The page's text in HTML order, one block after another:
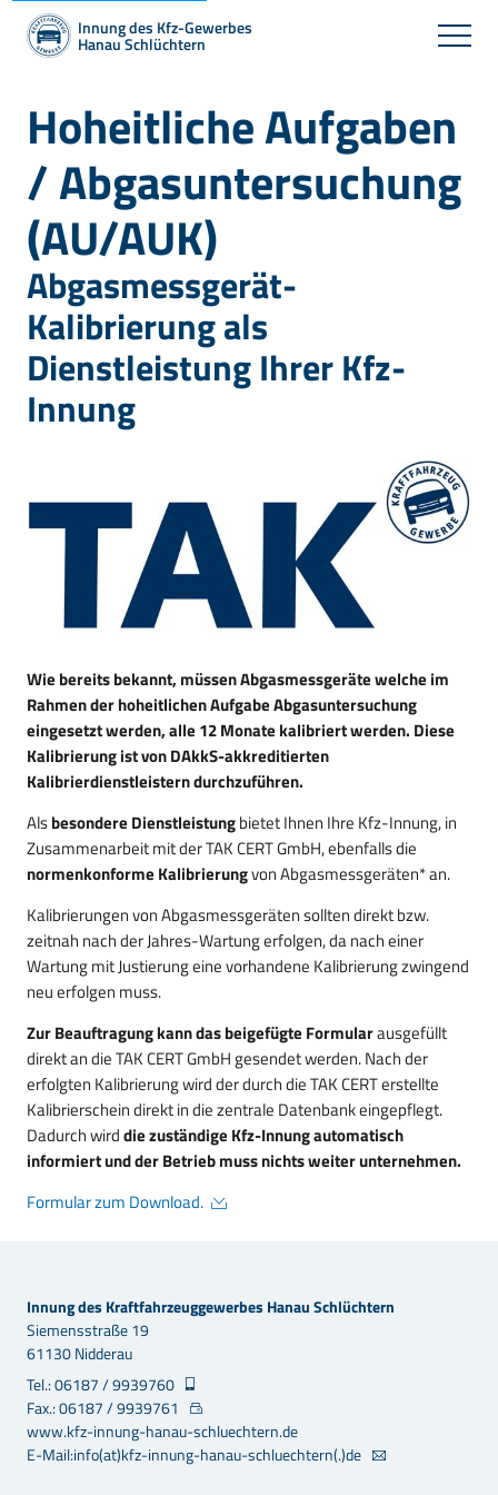
Innung des Kfz-Gewerbes
Hanau Schlüchtern
Hoheitliche Aufgaben
/ Abgasuntersuchung
(AU/AUK)
Abgasmessgerät-
Kalibrierung als
Dienstleistung Ihrer Kfz-
Innung
Wie bereits bekannt, müssen Abgasmessgeräte welche im
Rahmen der hoheitlichen Aufgabe Abgasuntersuchung
eingesetzt werden, alle 12 Monate kalibriert werden. Diese
Kalibrierung ist von DAkkS-akkreditierten
Kalibrierdienstleistern durchzuführen.
Alsbesondere Dienstleistungbietet Ihnen Ihre Kfz-Innung, in
Zusammenarbeit mit der TAK CERT GmbH, ebenfalls die
normenkonforme Kalibrierungvon Abgasmessgeräten* an.
Kalibrierungen von Abgasmessgeräten sollten direkt bzw.
zeitnah nach der Jahres-Wartung erfolgen, da nach einer
Wartung mit Justierung eine vorhandene Kalibrierung zwingend
neu erfolgen muss.
Zur Beauftragung kann das beigefügte Formularausgefüllt
direkt an die TAK CERT GmbH gesendet werden. Nach der
erfolgten Kalibrierung wird der durch die TAK CERT erstellte
Kalibrierschein direkt in die zentrale Datenbank eingepflegt.
Dadurch wirddie zuständige Kfz-Innung automatisch
informiert und der Betrieb muss nichts weiter unternehmen.
Formular zum Download.
Innung des Kraftfahrzeuggewerbes Hanau Schlüchtern
Siemensstraße 19
61130 Nidderau
Tel.: 06187 / 9939760
Fax.: 06187 / 9939761
www.kfz-innung-hanau-schluechtern.de
E-Mail:info(at)kfz-innung-hanau-schluechtern(.)de